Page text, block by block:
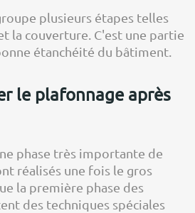
plusieurs étapes telles
la couverture. C'est une partie
étanchéité du bâtiment.
le plafonnage après
phase très importante de
réalisés une fois le gros
la première phase des
des techniques spéciales